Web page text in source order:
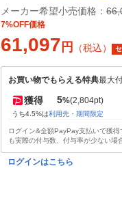
メーカー希望小売価格：
7%OFF価格
61,097 円 （税込）
お買い物でもらえる特典最大
獲得 5%(2,804pt)
うち4.5%は利用先・期間限定
ログイン&全額PayPay支払いで獲
も実際の付与数、付与率が少ない場
ログインはこちら